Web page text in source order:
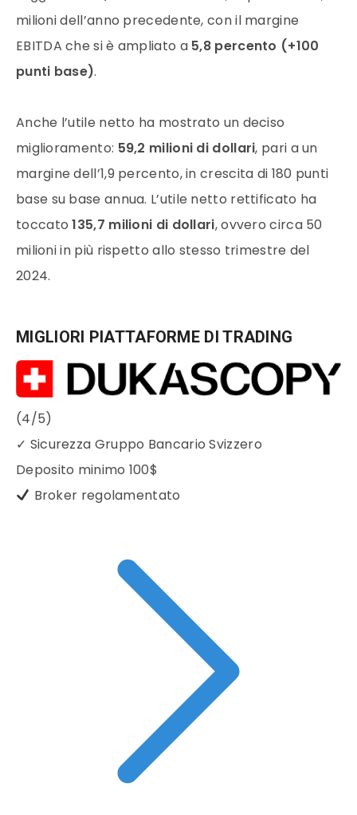
milioni dell’anno precedente, con il margine
EBITDA che si è ampliato a 5,8 percento (+100
punti base).
Anche l’utile netto ha mostrato un deciso
miglioramento: 59,2 milioni di dollari, pari a un
margine dell’1,9 percento, in crescita di 180 punti
base su base annua. L’utile netto rettificato ha
toccato135,7 milioni di dollari, ovvero circa 50
milioni in più rispetto allo stesso trimestre del
2024.
MIGLIORI PIATTAFORME DI TRADING
(4/5)
✓ Sicurezza Gruppo Bancario Svizzero
Deposito minimo 100$
Broker regolamentato